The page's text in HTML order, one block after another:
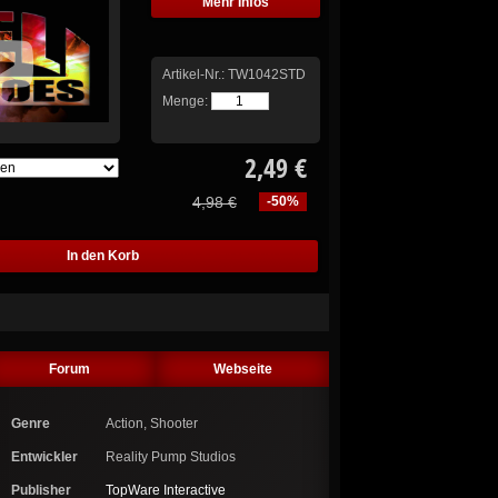
Artikel-Nr.: TW1042STD
Menge:
2,49 €
-50%
4,98 €
Forum Webseite
Genre Action, Shooter
Entwickler Reality Pump Studios
Publisher TopWare Interactive